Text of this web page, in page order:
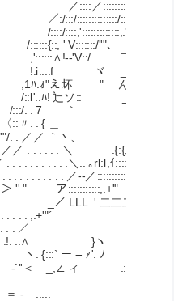
::,ｲ
'
､
＼
L_ `ｰ
斥
z勿 '^
／
,.ィ
/／ /
. . ＼ .{:{,../:::::::::::::::/
. . . . .＼.. ｡rl:l,ｲ::::::::::::::,.'.
. . . . . . ／-‐／:::::::::::::∠_. .
￣￣ ア:::::::::::,.+'" ｀ﾒ::/
. . . .._∠ LLL..' 二二二 ィ
. . . . ,.+'"´ , __￣￣
. . ／ | ￣.孑.
}ヽ .:| !. . .
-- ｧ'. ﾉ .::! .l. . . .
_,∠ ィ .::l: ,'. . . . .
.::j .ﾑ. . . . . .
＝ - ..... ..::/ ﾑ. . . . .